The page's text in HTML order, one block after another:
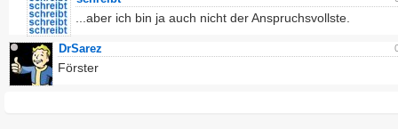
...aber ich bin ja auch nicht der Anspruchsvollste.
DrSarez
Förster